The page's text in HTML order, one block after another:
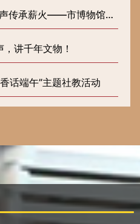
物馆开展《歌声里的长征路》 微宣讲活动
讲千年文物！
话端午”主题社教活动